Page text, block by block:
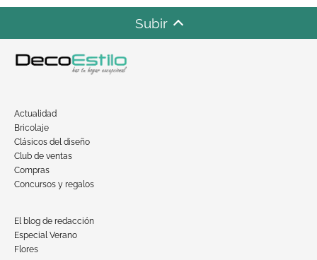
Subir
Actualidad
Bricolaje
Clásicos del diseño
Club de ventas
Compras
Concursos y regalos
El blog de redacción
Especial Verano
Flores